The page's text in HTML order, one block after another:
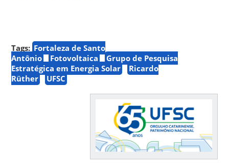
Tags: Fortaleza de Santo
Antônio
Fotovoltaica
Grupo de Pesquisa
Estratégica em Energia Solar
Ricardo
Rüther
UFSC